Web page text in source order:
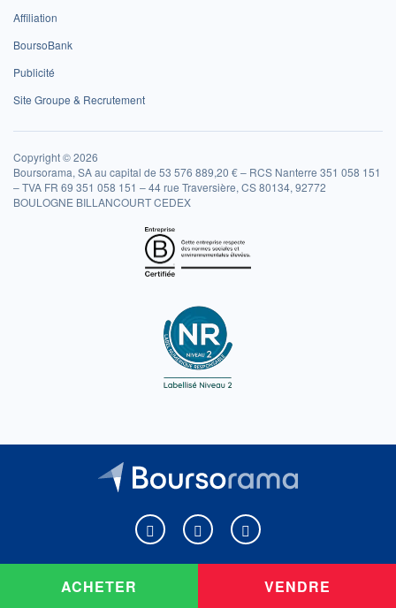
ACHETER VENDRE
Affiliation
BoursoBank
Publicité
Site Groupe & Recrutement
Copyright © 2026
Boursorama, SA au capital de 53 576 889,20 € – RCS Nanterre 351 058 151
– TVA FR 69 351 058 151 – 44 rue Traversière, CS 80134, 92772
BOULOGNE BILLANCOURT CEDEX
Boursorama sur Facebook
Boursorama sur XBoursorama sur